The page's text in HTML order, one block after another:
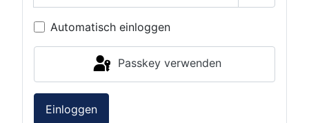
Passwort
Automatisch einloggen
Passkey verwenden
Einloggen